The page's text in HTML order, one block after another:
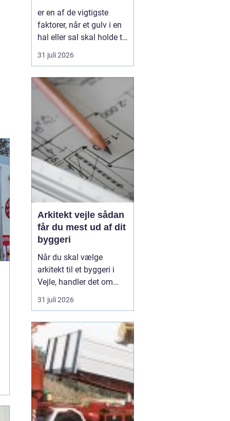
er en af de vigtigste
faktorer, når et gulv i en
hal eller sal skal holde til
hårdt brug år efter år.
Uden en stærk og korrekt
bedste trægulv hurtigt
slidt, glat, ujævnt og
svært at rengøre. Med
den rette behandling kan
gul...
31 juli 2026
Arkitekt vejle sådan
får du mest ud af dit
byggeri
Når du skal vælge
arkitekt til et byggeri i
Vejle, handler det om
meget mere end flotte
streger på papir. En
dig med at skabe
rammerne for
hverdagen, udnytte
grunden optimalt og
undgå dyre fejltagelser
undervejs. I en by som
V...
31 juli 2026